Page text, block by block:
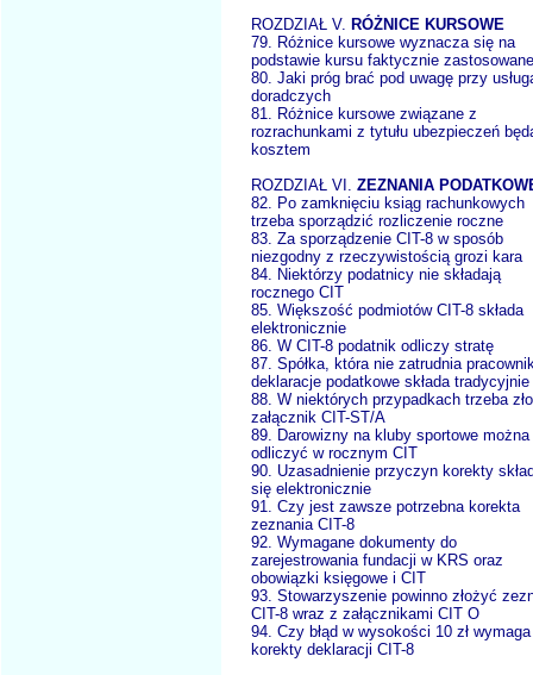
ROZDZIAŁ V. RÓŻNICE KURSOWE
79. Różnice kursowe wyznacza się na
podstawie kursu faktycznie
80. Jaki próg brać pod uwagę przy
doradczych
81. Różnice kursowe związane z
rozrachunkami z tytułu ubezpieczeń
kosztem
ROZDZIAŁ VI. ZEZNANIA
82. Po zamknięciu ksiąg rachunkowych
trzeba sporządzić rozliczenie roczne
83. Za sporządzenie CIT-8 w sposób
niezgodny z rzeczywistością grozi kara
84. Niektórzy podatnicy nie składają
rocznego CIT
85. Większość podmiotów CIT-8 składa
elektronicznie
86. W CIT-8 podatnik odliczy stratę
87. Spółka, która nie zatrudnia
deklaracje podatkowe składa tradycyjnie
88. W niektórych przypadkach trzeba
załącznik CIT-ST/A
89. Darowizny na kluby sportowe można
odliczyć w rocznym CIT
90. Uzasadnienie przyczyn korekty
się elektronicznie
91. Czy jest zawsze potrzebna korekta
zeznania CIT-8
92. Wymagane dokumenty do
zarejestrowania fundacji w KRS oraz
obowiązki księgowe i CIT
93. Stowarzyszenie powinno złożyć
CIT-8 wraz z załącznikami CIT O
94. Czy błąd w wysokości 10 zł wymaga
korekty deklaracji CIT-8